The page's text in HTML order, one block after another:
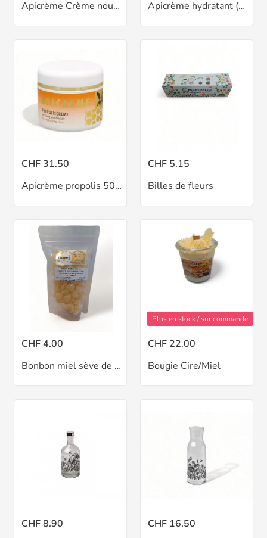
Apicrème Crème nourrissante 50 ml Apicrème hydratant (crème de jour) 50ml
CHF 31.50
Apicrème propolis 50ml
CHF 5.15
Billes de fleurs
CHF 4.00
Bonbon miel sève de pin
Plus en stock / sur commande
CHF 22.00
Bougie Cire/Miel
CHF 8.90
CHF 16.50